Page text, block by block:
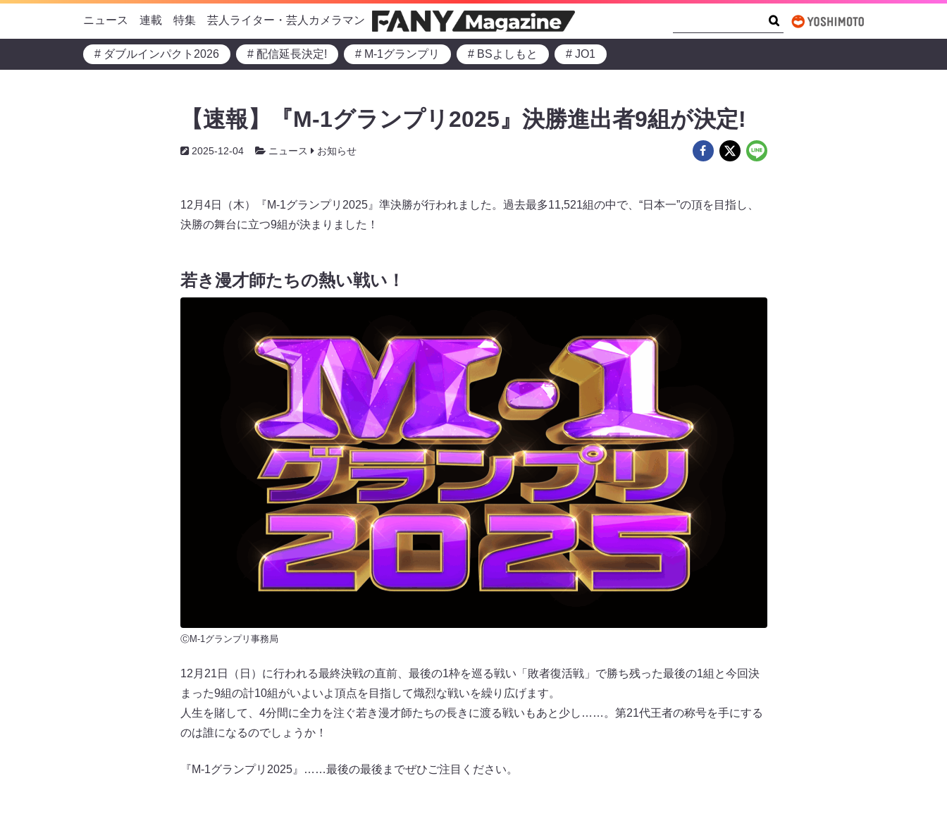
ニュース 連載 特集 芸人ライター・芸人カメラマン
# ダブルインパクト2026 # 配信延長決定! # M-1グランプリ # BSよしもと # JO1
【速報】『M-1グランプリ2025』決勝進出者9組が決定!
2025-12-04 ニュース お知らせ
12月4日（木）『M-1グランプリ2025』準決勝が行われました。過去最多11,521組の中で、“日本一”の頂を目指し、
決勝の舞台に立つ9組が決まりました！
若き漫才師たちの熱い戦い！
ⒸM-1グランプリ事務局
12月21日（日）に行われる最終決戦の直前、最後の1枠を巡る戦い「敗者復活戦」で勝ち残った最後の1組と今回決
まった9組の計10組がいよいよ頂点を目指して熾烈な戦いを繰り広げます。
人生を賭して、4分間に全力を注ぐ若き漫才師たちの長きに渡る戦いもあと少し……。第21代王者の称号を手にする
のは誰になるのでしょうか！
『M-1グランプリ2025』……最後の最後までぜひご注目ください。